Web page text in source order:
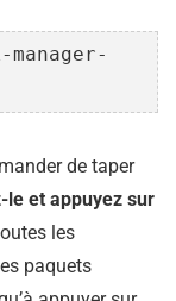
de taper
le et appuyez sur
les
paquets